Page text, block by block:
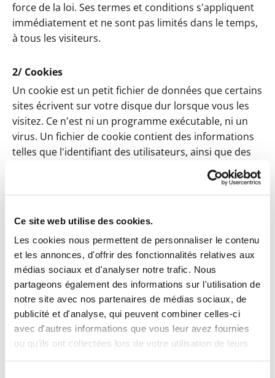
Ce site web utilise des cookies.
Les cookies nous permettent de personnaliser le contenu
et les annonces, d'offrir des fonctionnalités relatives aux
médias sociaux et d'analyser notre trafic. Nous
partageons également des informations sur l'utilisation de
notre site avec nos partenaires de médias sociaux, de
publicité et d'analyse, qui peuvent combiner celles-ci
avec d'autres informations que vous leur avez fournies
ou qu'ils ont collectées lors de votre utilisation de leurs
force de la loi. Ses termes et conditions s'appliquent
immédiatement et ne sont pas limités dans le temps,
à tous les visiteurs.
2/ Cookies
Un cookie est un petit fichier de données que certains
sites écrivent sur votre disque dur lorsque vous les
visitez. Ce n'est ni un programme exécutable, ni un
virus. Un fichier de cookie contient des informations
telles que l'identifiant des utilisateurs, ainsi que des
informations sur votre parcours sur le site. Un cookie
ne peut lire les informations sur votre disque dur, ni
lire les autres fichiers de cookies créés par d'autres
informations sur le trafic généré par le site. Nous
sommes ainsi en mesure de déterminer l'usage que
vous faites des informations mises à votre disposition
sur ce site, ainsi que pour vérifier la pertinence de
notre schéma de navigation avec ses informations.
Orange ne fait pas de corrélation entre les cookies et
les informations personnelles que vous avez pu
fournir, et ne vend pas ces informations à une tierce-
partie. Vous pouvez refuser les cookies, ou être